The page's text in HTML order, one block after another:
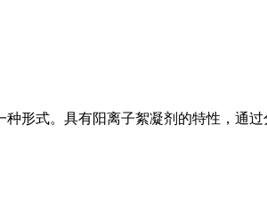
形式。具有阳离子絮凝剂的特性，通